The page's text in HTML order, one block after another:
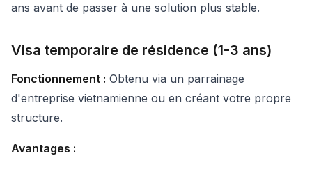
ans avant de passer à une solution plus stable.
Visa temporaire de résidence (1-3 ans)
Fonctionnement : Obtenu via un parrainage
d'entreprise vietnamienne ou en créant votre propre
structure.
Avantages :